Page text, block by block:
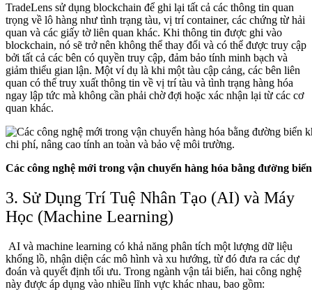
TradeLens sử dụng blockchain để ghi lại tất cả các thông tin quan
trọng về lô hàng như tình trạng tàu, vị trí container, các chứng từ hải
quan và các giấy tờ liên quan khác. Khi thông tin được ghi vào
blockchain, nó sẽ trở nên không thể thay đổi và có thể được truy cập
bởi tất cả các bên có quyền truy cập, đảm bảo tính minh bạch và
giảm thiểu gian lận. Một ví dụ là khi một tàu cập cảng, các bên liên
quan có thể truy xuất thông tin về vị trí tàu và tình trạng hàng hóa
ngay lập tức mà không cần phải chờ đợi hoặc xác nhận lại từ các cơ
quan khác.
Các công nghệ mới trong vận chuyển hàng hóa bằng đường biển
3. Sử Dụng Trí Tuệ Nhân Tạo (AI) và Máy
Học (Machine Learning)
AI và machine learning có khả năng phân tích một lượng dữ liệu
khổng lồ, nhận diện các mô hình và xu hướng, từ đó đưa ra các dự
đoán và quyết định tối ưu. Trong ngành vận tải biển, hai công nghệ
này được áp dụng vào nhiều lĩnh vực khác nhau, bao gồm: